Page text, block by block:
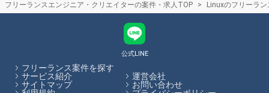
フリーランスエージェントは企業の案件とフリーランスを検討している
対し。クラウドソーシングはサイト上で直接案件を探すものになりま
す。クラウドソーシングサイトを利用する際は、フリーランスと発注者
が直接プラットフォームでやり取りするため、エージェントによるサポ
ートはありません。フリーランスHubではフリーランスエージェントの
保有する案件を多数掲載しています。
フリーランスエンジニア・クリエイターの案件・求人TOP Linuxのフリーラ
公式LINE
フリーランス案件を探す
サービス紹介
運営会社
サイトマップ
お問い合わせ